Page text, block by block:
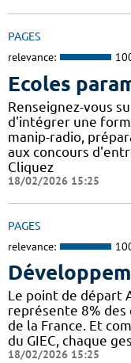
PAGES
relevance:
Ecoles
Renseignez-vous
d'intégrer une
manip-radio,
aux concours
Cliquez
18/02/2026 15:25
PAGES
relevance:
Le point de départ
représente 8% des
de la France. Et
du GIEC, chaque
18/02/2026 15:25